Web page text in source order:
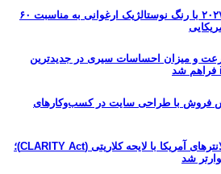
رونمایی از دوج چارجر ۲۰۲۷ با رنگ نوستالژیک ارغوانی به مناسبت ۶۰
و میزان احساسات سیری در جدیدترین
فروش با طراحی سایت در کسب‌وکارهای
پایان مخالفت انجمن کلانترهای آمریکا با لایحه کلاریتی (CLARITY Act)؛
شد